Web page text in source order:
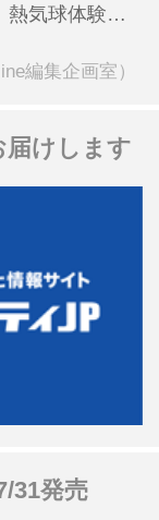
熱気球体験搭
編集企画室）
届けします
31発売